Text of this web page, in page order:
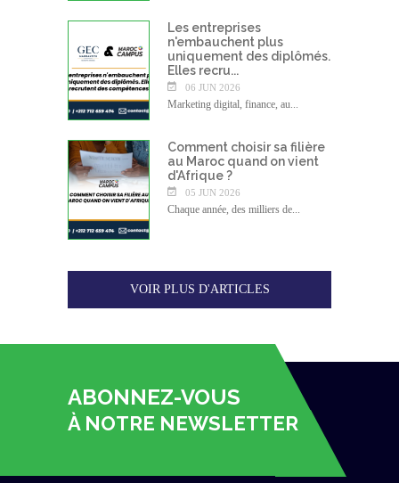
Les entreprises
n'embauchent plus
uniquement des diplômés.
Elles recru...
06 JUN 2026
Marketing digital, finance, au...
Comment choisir sa filière
au Maroc quand on vient
d'Afrique ?
05 JUN 2026
Chaque année, des milliers de...
VOIR PLUS D'ARTICLES
ABONNEZ-VOUS
À NOTRE NEWSLETTER